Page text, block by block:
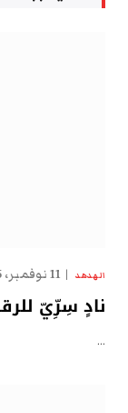
الهدهد 11 نوفمبر، 2025
نادٍ سِرِّيّ
…